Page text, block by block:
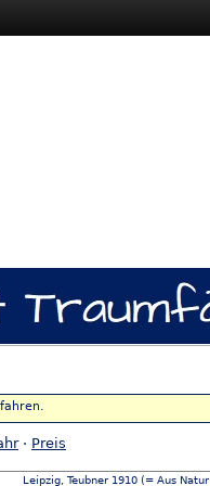
· Preis
Leipzig, Teubner 1910 (= Aus Natur